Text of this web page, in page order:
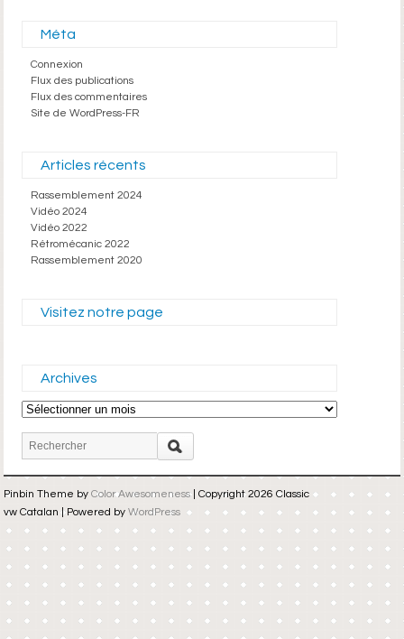
Méta
Connexion
Flux des publications
Flux des commentaires
Site de WordPress-FR
Articles récents
Rassemblement 2024
Vidéo 2024
Vidéo 2022
Rétromécanic 2022
Rassemblement 2020
Visitez notre page
Archives
Archives
Pinbin Theme by Color Awesomeness| Copyright 2026 Classic
vw Catalan | Powered by WordPress